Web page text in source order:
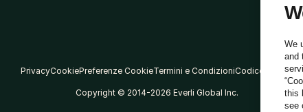
PrivacyCookiePreferenze CookieTermini e CondizioniCodice Etico
Copyright © 2014-2026 Everli Global Inc.
We
and
this
see